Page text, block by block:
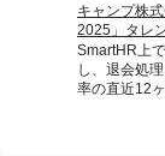
キャンプ株
2025」タレ
SmartHR上
し、退会処
率の直近12